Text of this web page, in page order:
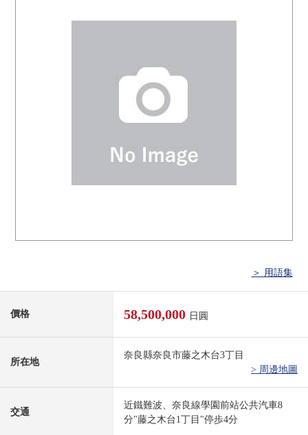
＞ 用語集
價格 58,500,000 日圓
所在地
奈良縣奈良市藤之木台3丁目
> 周邊地圖
交通
近鐵難波、奈良線學園前站公共汽車8
分"藤之木台1丁目"停歩4分